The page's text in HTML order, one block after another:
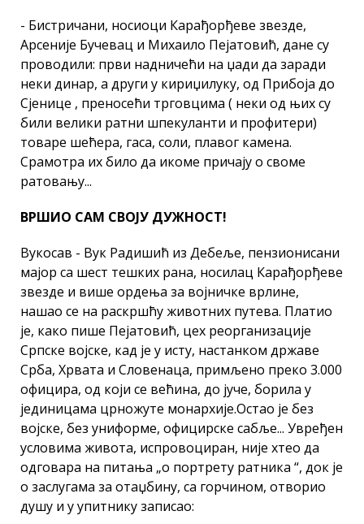
- Бистричани, носиоци Карађорђеве звезде,
Арсеније Бучевац и Михаило Пејатовић, дане су
проводили: први надничећи на џади да заради
неки динар, а други у кириџилуку, од Прибоја до
Сјенице , преносећи трговцима ( неки од њих су
били велики ратни шпекуланти и профитери)
товаре шећера, гаса, соли, плавог камена.
Срамотра их било да икоме причају о своме
ратовању...
ВРШИО САМ СВОЈУ ДУЖНОСТ!
Вукосав - Вук Радишић из Дебеље, пензионисани
мајор са шест тешких рана, носилац Карађорђеве
звезде и више ордења за војничке врлине,
нашао се на раскршћу животних путева. Платио
је, како пише Пејатовић, цех реорганизације
Српске војске, кад је у исту, настанком државе
Срба, Хрвата и Словенаца, примљено преко 3.000
официра, од који се већина, до јуче, борила у
јединицама црножуте монархије.Остао је без
војске, без униформе, официрске сабље... Увређен
условима живота, испровоциран, није хтео да
одговара на питања „о портрету ратника “, док је
о заслугама за отаџбину, са горчином, отворио
душу и у упитнику записао: